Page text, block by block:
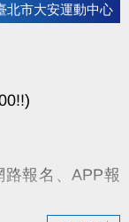
北市大安運動中心
報名、APP報